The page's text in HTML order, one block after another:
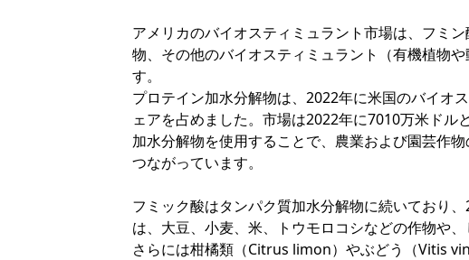
アメリカのバイオスティミュラント市場は、フミ
物、その他のバイオスティミュラント（有機植物
す。
プロテイン加水分解物は、2022年に米国のバイオ
ェアを占めました。市場は2022年に7010万米ド
加水分解物を使用することで、農業および園芸作
つながっています。
フミック酸はタンパク質加水分解物に続いており
は、大豆、小麦、米、トウモロコシなどの作物や
さらには柑橘類（Citrus limon）やぶどう（Vitis